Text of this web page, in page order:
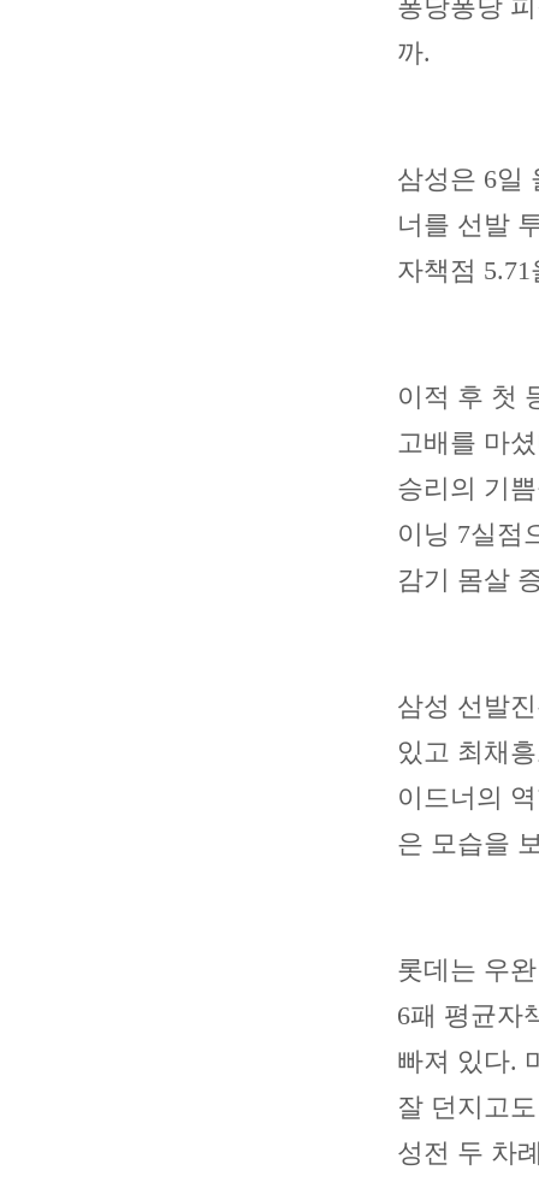
퐁당퐁당
까.
삼성은 6일
너를 선발
자책점
이적 후 첫
고배를 마
승리의 기
이닝 7실점
감기 몸살
삼성 선발
있고 최채
이드너의
은 모습을
롯데는 우
6패 평균자
빠져 있다.
잘 던지고
성전 두 차